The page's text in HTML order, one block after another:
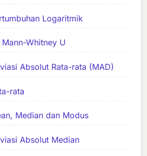
Logaritmik
Whitney U
Absolut Rata-rata (MAD)
rata
Median dan Modus
Absolut Median